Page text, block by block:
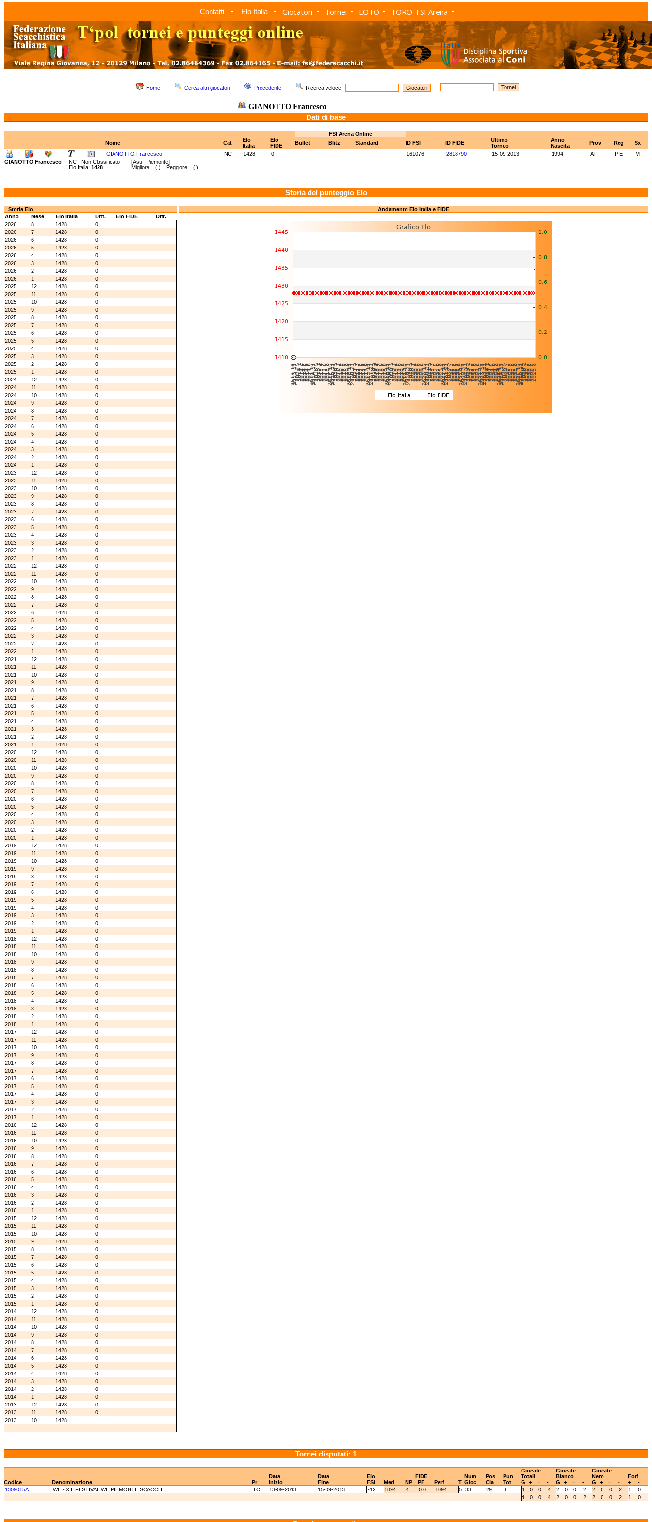
Contatti Elo Italia Giocatori Tornei LOTO TORO FSI Arena
Home Cerca altri giocatori Precedente Ricerca veloce
GIANOTTO Francesco
Dati di base
FSI Arena Online
Nome
Cat
Elo
Italia
Elo
FIDE
Bullet Blitz Standard ID FSI ID FIDE
Ultimo
Torneo
Anno
Nascita
Prov Reg
Sx
GIANOTTO Francesco
NC 1428 0 - - - 161076 2818790 15-09-2013 1994 AT PIE
M
GIANOTTO Francesco
NC - Non Classificato [Asti - Piemonte]
Elo Italia: 1428 Migliore: ( ) Peggiore: ( )
Storia del punteggio Elo
Storia Elo
Anno
Mese Elo Italia Diff. Elo FIDE
Diff.
2026
8 1428
0
2026
7 1428
0
2026
6 1428
0
2026
5 1428
0
2026
4 1428
0
2026
3 1428
0
2026
2 1428
0
2026
1 1428
0
2025
12 1428
0
2025
11 1428
0
2025
10 1428
0
2025
9 1428
0
2025
8 1428
0
2025
7 1428
0
2025
6 1428
0
2025
5 1428
0
2025
4 1428
0
2025
3 1428
0
2025
2 1428
0
2025
1 1428
0
2024
12 1428
0
2024
11 1428
0
2024
10 1428
0
2024
9 1428
0
2024
8 1428
0
2024
7 1428
0
2024
6 1428
0
2024
5 1428
0
2024
4 1428
0
2024
3 1428
0
2024
2 1428
0
2024
1 1428
0
2023
12 1428
0
2023
11 1428
0
2023
10 1428
0
2023
9 1428
0
2023
8 1428
0
2023
7 1428
0
2023
6 1428
0
2023
5 1428
0
2023
4 1428
0
2023
3 1428
0
2023
2 1428
0
2023
1 1428
0
2022
12 1428
0
2022
11 1428
0
2022
10 1428
0
2022
9 1428
0
2022
8 1428
0
2022
7 1428
0
2022
6 1428
0
2022
5 1428
0
2022
4 1428
0
2022
3 1428
0
2022
2 1428
0
2022
1 1428
0
2021
12 1428
0
2021
11 1428
0
2021
10 1428
0
2021
9 1428
0
2021
8 1428
0
2021
7 1428
0
2021
6 1428
0
2021
5 1428
0
2021
4 1428
0
2021
3 1428
0
2021
2 1428
0
2021
1 1428
0
2020
12 1428
0
2020
11 1428
0
2020
10 1428
0
2020
9 1428
0
2020
8 1428
0
2020
7 1428
0
2020
6 1428
0
2020
5 1428
0
2020
4 1428
0
2020
3 1428
0
2020
2 1428
0
2020
1 1428
0
2019
12 1428
0
2019
11 1428
0
2019
10 1428
0
2019
9 1428
0
2019
8 1428
0
2019
7 1428
0
2019
6 1428
0
2019
5 1428
0
2019
4 1428
0
2019
3 1428
0
2019
2 1428
0
2019
1 1428
0
2018
12 1428
0
2018
11 1428
0
2018
10 1428
0
2018
9 1428
0
2018
8 1428
0
2018
7 1428
0
2018
6 1428
0
2018
5 1428
0
2018
4 1428
0
2018
3 1428
0
2018
2 1428
0
2018
1 1428
0
2017
12 1428
0
2017
11 1428
0
2017
10 1428
0
2017
9 1428
0
2017
8 1428
0
2017
7 1428
0
2017
6 1428
0
2017
5 1428
0
2017
4 1428
0
2017
3 1428
0
2017
2 1428
0
2017
1 1428
0
2016
12 1428
0
2016
11 1428
0
2016
10 1428
0
2016
9 1428
0
2016
8 1428
0
2016
7 1428
0
2016
6 1428
0
2016
5 1428
0
2016
4 1428
0
2016
3 1428
0
2016
2 1428
0
2016
1 1428
0
2015
12 1428
0
2015
11 1428
0
2015
10 1428
0
2015
9 1428
0
2015
8 1428
0
2015
7 1428
0
2015
6 1428
0
2015
5 1428
0
2015
4 1428
0
2015
3 1428
0
2015
2 1428
0
2015
1 1428
0
2014
12 1428
0
2014
11 1428
0
2014
10 1428
0
2014
9 1428
0
2014
8 1428
0
2014
7 1428
0
2014
6 1428
0
2014
5 1428
0
2014
4 1428
0
2014
3 1428
0
2014
2 1428
0
2014
1 1428
0
2013
12 1428
0
2013
11 1428
0
2013
10 1428
Andamento Elo Italia e FIDE
Tornei disputati: 1
Data Data Elo FIDE Num Pos Pun
Giocate
Totali
Giocate
Bianco
Giocate
Nero
Forf
Codice
Denominazione Pr Inizio Fine FSI Med NP PF Perf T Gioc Cla Tot G + = - G + = - G + = - +
-
1309015A
WE - XIII FESTIVAL WE PIEMONTE SCACCHI TO 13-09-2013 15-09-2013 -12 1894 4 0.0 1094 5 33 29 1 4 0 0 4 2 0 0 2 2 0 0 2 1
0
4
0 0 4 2 0 0 2 2 0 0 2 1 0